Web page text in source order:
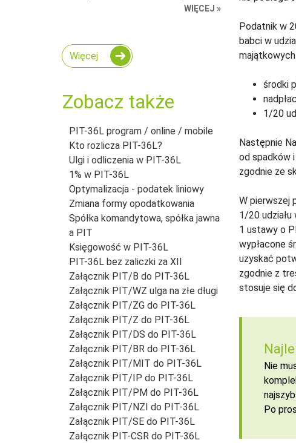
WIĘCEJ »
Więcej
Zobacz także
PIT-36L program / online / mobile
Kto rozlicza PIT-36L?
Ulgi i odliczenia w PIT-36L
1% w PIT-36L
Optymalizacja - podatek liniowy
Zmiana formy opodatkowania
Spółka komandytowa, spółka jawna
a PIT
Księgowość w PIT-36L
PIT-36L bez zaliczki za XII
Załącznik PIT/B do PIT-36L
Załącznik PIT/WZ ulga na złe długi
Załącznik PIT/ZG do PIT-36L
Załącznik PIT/Z do PIT-36L
Załącznik PIT/DS do PIT-36L
Załącznik PIT/BR do PIT-36L
Załącznik PIT/MIT do PIT-36L
Załącznik PIT/IP do PIT-36L
Załącznik PIT/PM do PIT-36L
Załącznik PIT/NZI do PIT-36L
Załącznik PIT/SE do PIT-36L
Załącznik PIT-CSR do PIT-36L
Podatnik w
babci w
środki
1/20
Następnie
od spadków
zgodnie ze
W pierwszej
1/20
1 ustawy o
wypłacone
uzyskać
zgodnie z
stosuje się
Nie
Po